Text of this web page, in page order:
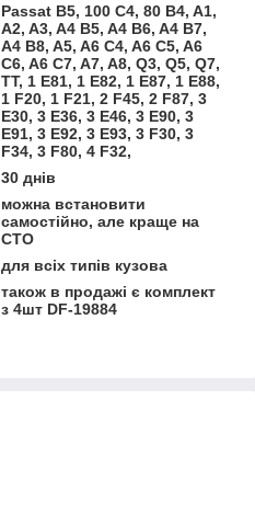
Passat B5, 100 C4, 80 B4, A1,
A2, A3, A4 B5, A4 B6, A4 B7,
A4 B8, A5, A6 C4, A6 C5, A6
C6, A6 C7, A7, A8, Q3, Q5, Q7,
TT, 1 E81, 1 E82, 1 E87, 1 E88,
1 F20, 1 F21, 2 F45, 2 F87, 3
E30, 3 E36, 3 E46, 3 E90, 3
E91, 3 E92, 3 E93, 3 F30, 3
F34, 3 F80, 4 F32,
30 днів
можна встановити
самостійно, але краще на
СТО
для всіх типів кузова
також в продажі є комплект
з 4шт DF-19884